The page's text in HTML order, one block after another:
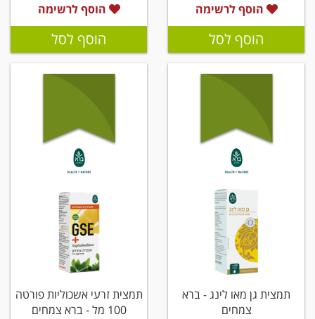
הוסף לרשימה
הוסף לסל
הוסף לרשימה
הוסף לסל
תמצית גן מאו לינג - ברא
צמחים
תמצית זרעי אשכוליות פורטה
100 מל - ברא צמחים